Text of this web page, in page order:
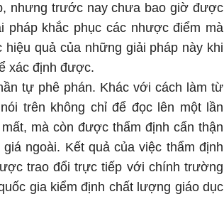
nhưng trước nay chưa bao giờ được
khắc phục các nhược điểm mà
quả của những giải pháp này khi
xác định được.
tự phê phán. Khác với cách làm từ
trên không chỉ để đọc lên một lần
mà còn được thẩm định cẩn thận
ngoài. Kết quả của việc thẩm định
trao đổi trực tiếp với chính trường
gia kiểm định chất lượng giáo dục